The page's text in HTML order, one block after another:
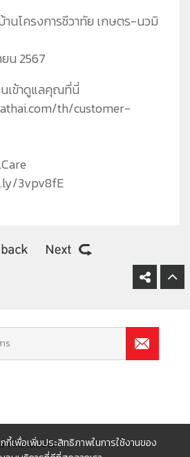
นโครงการชีวาทัย เกษตร-นวมิ
ยน 2567
เข้าดูแลคุณที่นี่
th/customer-
3vpv8fE
จำกัด (มหาชน)
กี้เพื่อเพิ่มประสิทธิภาพในการใช้งานของ